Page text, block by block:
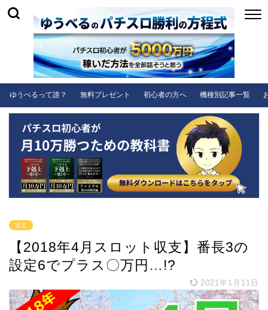
ゆうべるって誰？ 無料プレゼント 初心者の方へ 機種別記事一覧
収支
【2018年4月スロット収支】番長3の
設定6でプラス〇万円…!?
2021年1月11日